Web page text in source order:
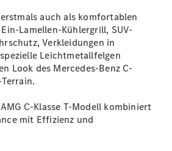
0
auch als komfortablen
Lamellen-Kühlergrill, SUV-
Verkleidungen in
Leichtmetallfelgen
Look des Mercedes-Benz C-
C-Klasse T-Modell kombiniert
mit Effizienz und